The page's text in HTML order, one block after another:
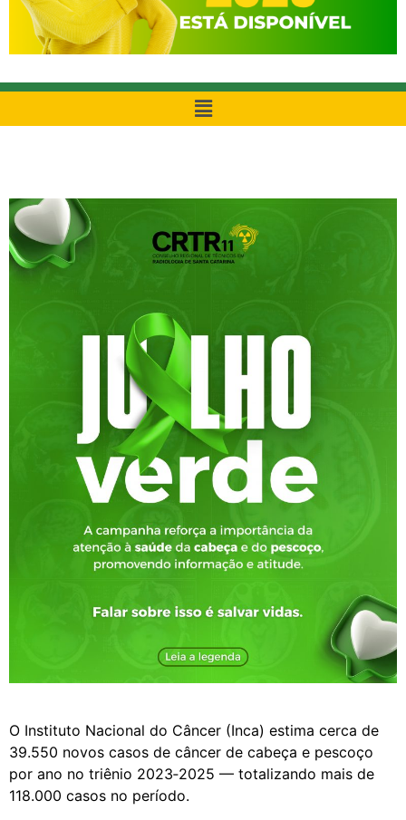
O Instituto Nacional do Câncer (Inca) estima cerca de
39.550 novos casos de câncer de cabeça e pescoço
por ano no triênio 2023‑2025 — totalizando mais de
118.000 casos no período.